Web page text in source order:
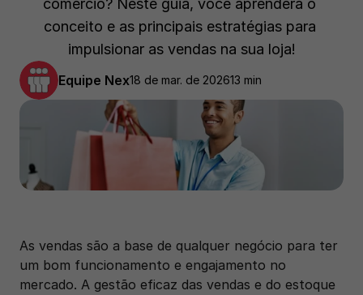
comércio? Neste guia, você aprenderá o
conceito e as principais estratégias para
impulsionar as vendas na sua loja!
Equipe Nex18 de mar. de 202613 min
As vendas são a base de qualquer negócio para ter
um bom funcionamento e engajamento no
mercado. A gestão eficaz das vendas e do estoque